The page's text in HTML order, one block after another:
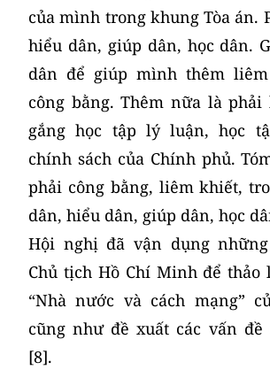
của mình trong khung Tòa án.
hiểu dân, giúp dân, học dân.
dân để giúp mình thêm
công bằng. Thêm nữa là
gắng học tập lý luận, học
chính sách của Chính phủ.
phải công bằng, liêm khiết,
dân, hiểu dân, giúp dân, học
Hội nghị đã vận dụng
Chủ tịch Hồ Chí Minh để thảo
“Nhà nước và cách mạng”
cũng như đề xuất các vấn đề
[8].